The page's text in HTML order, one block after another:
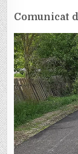
Comunicat